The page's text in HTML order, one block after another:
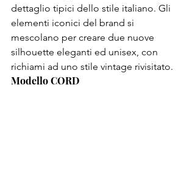
dettaglio tipici dello stile italiano. Gli
elementi iconici del brand si
mescolano per creare due nuove
silhouette eleganti ed unisex, con
richiami ad uno stile vintage rivisitato.
Modello CORD